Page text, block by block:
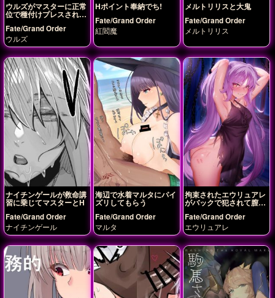
ウルズがマスターに正常
位で種付けプレスされた
Fate/Grand Order
ウルズ
Hポイント奉納でち!
Fate/Grand Order
紅閻魔
メルトリリスと大鬼
Fate/Grand Order
メルトリリス
ナイチンゲールが救命講
習に乗じてマスターとH
Fate/Grand Order
ナイチンゲール
海辺で水着マルタにパイ
ズリしてもらう
Fate/Grand Order
マルタ
拘束されたエウリュアレ
がバックで犯されて膣内
射精されちゃう!!
Fate/Grand Order
エウリュアレ